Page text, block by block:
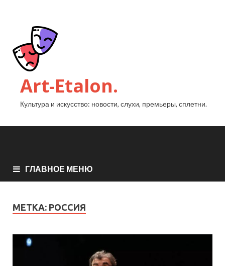
Art-Etalon.
Культура и искусство: новости, слухи, премьеры, сплетни.
ГЛАВНОЕ МЕНЮ
МЕТКА: РОССИЯ